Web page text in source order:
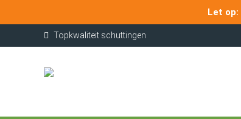
Let op:
Topkwaliteit schuttingen